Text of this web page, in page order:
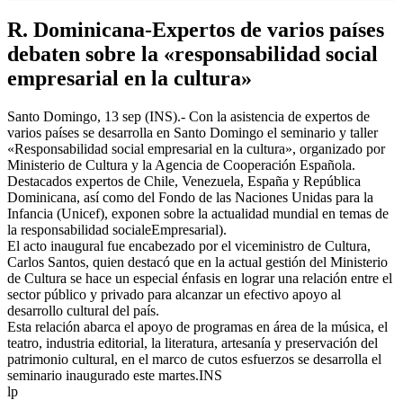
R. Dominicana-Expertos de varios países
debaten sobre la «responsabilidad social
empresarial en la cultura»
Santo Domingo, 13 sep (INS).- Con la asistencia de expertos de
varios países se desarrolla en Santo Domingo el seminario y taller
«Responsabilidad social empresarial en la cultura», organizado por
Ministerio de Cultura y la Agencia de Cooperación Española.
Destacados expertos de Chile, Venezuela, España y República
Dominicana, así como del Fondo de las Naciones Unidas para la
Infancia (Unicef), exponen sobre la actualidad mundial en temas de
la responsabilidad socialeEmpresarial).
El acto inaugural fue encabezado por el viceministro de Cultura,
Carlos Santos, quien destacó que en la actual gestión del Ministerio
de Cultura se hace un especial énfasis en lograr una relación entre el
sector público y privado para alcanzar un efectivo apoyo al
desarrollo cultural del país.
Esta relación abarca el apoyo de programas en área de la música, el
teatro, industria editorial, la literatura, artesanía y preservación del
patrimonio cultural, en el marco de cutos esfuerzos se desarrolla el
seminario inaugurado este martes.INS
lp